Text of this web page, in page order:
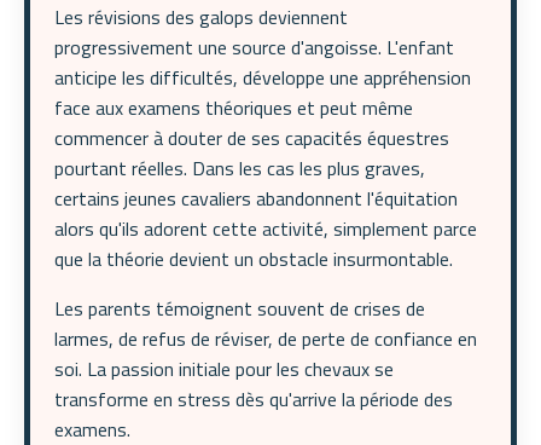
Les révisions des galops deviennent
progressivement une source d'angoisse. L'enfant
anticipe les difficultés, développe une appréhension
face aux examens théoriques et peut même
commencer à douter de ses capacités équestres
pourtant réelles. Dans les cas les plus graves,
certains jeunes cavaliers abandonnent l'équitation
alors qu'ils adorent cette activité, simplement parce
que la théorie devient un obstacle insurmontable.
Les parents témoignent souvent de crises de
larmes, de refus de réviser, de perte de confiance en
soi. La passion initiale pour les chevaux se
transforme en stress dès qu'arrive la période des
examens.